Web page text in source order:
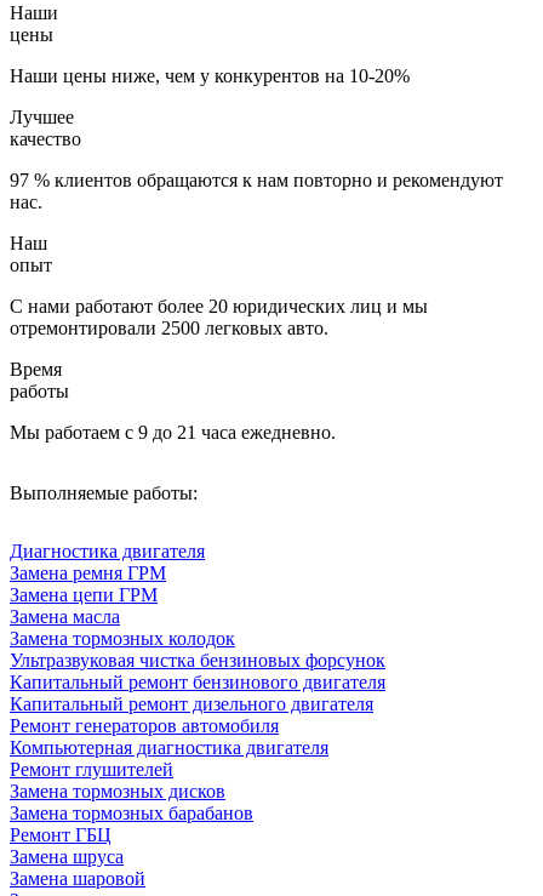
Наши
цены
Наши цены ниже, чем у конкурентов на 10-20%
Лучшее
качество
97 % клиентов обращаются к нам повторно и рекомендуют
нас.
Наш
опыт
С нами работают более 20 юридических лиц и мы
отремонтировали 2500 легковых авто.
Время
работы
Мы работаем с 9 до 21 часа ежедневно.
Выполняемые работы:
Диагностика двигателя
Замена ремня ГРМ
Замена цепи ГРМ
Замена масла
Замена тормозных колодок
Ультразвуковая чистка бензиновых форсунок
Капитальный ремонт бензинового двигателя
Капитальный ремонт дизельного двигателя
Ремонт генераторов автомобиля
Компьютерная диагностика двигателя
Ремонт глушителей
Замена тормозных дисков
Замена тормозных барабанов
Ремонт ГБЦ
Замена шруса
Замена шаровой